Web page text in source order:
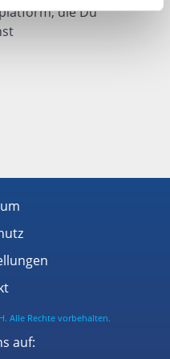
die Du
Alle Rechte vorbehalten.
auf: